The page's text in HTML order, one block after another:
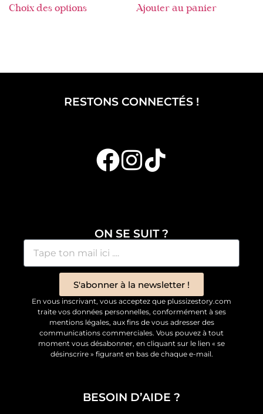
Choix des options Ajouter au panier
RESTONS CONNECTÉS !
ON SE SUIT ?
S'abonner à la newsletter !
En vous inscrivant, vous acceptez que plussizestory.com
traite vos données personnelles, conformément à ses
mentions légales, aux fins de vous adresser des
communications commerciales. Vous pouvez à tout
moment vous désabonner, en cliquant sur le lien « se
désinscrire » figurant en bas de chaque e-mail.
BESOIN D’AIDE ?